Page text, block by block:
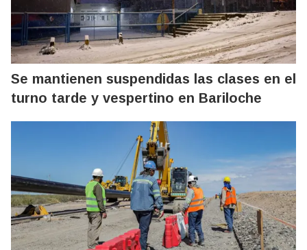
Se mantienen suspendidas las clases en el
turno tarde y vespertino en Bariloche